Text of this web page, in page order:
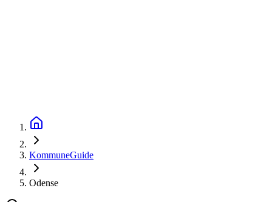
KommuneGuide
Odense